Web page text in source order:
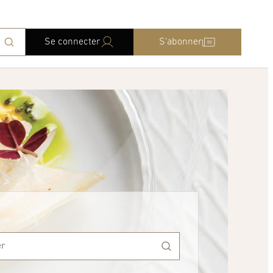
Se connecter S'abonner